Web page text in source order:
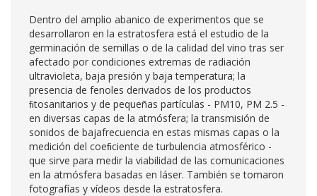
Dentro del amplio abanico de experimentos que se
desarrollaron en la estratosfera está el estudio de la
germinación de semillas o de la calidad del vino tras ser
afectado por condiciones extremas de radiación
ultravioleta, baja presión y baja temperatura; la
presencia de fenoles derivados de los productos
ﬁtosanitarios y de pequeñas partículas - PM10, PM 2.5 -
en diversas capas de la atmósfera; la transmisión de
sonidos de bajafrecuencia en estas mismas capas o la
medición del coeﬁciente de turbulencia atmosférico -
que sirve para medir la viabilidad de las comunicaciones
en la atmósfera basadas en láser. También se tomaron
fotografías y vídeos desde la estratosfera.